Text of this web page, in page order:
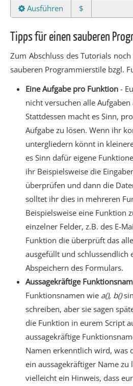
Ausführen $
Tipps für einen sauberen
Zum Abschluss des Tutorials
sauberen Programmierstile bzgl.
Eine Aufgabe pro Funktion -
nicht versuchen alle
Stattdessen macht es Sinn,
Aufgabe zu lösen. Wenn ihr
untergliedern könnt in
es Sinn dafür eigene
ihr Beispielsweise die
überprüfen und dann die
solltet ihr dies in mehreren
Beispielsweise eine Funktion
einzelner Felder, z.B. des E-
Funktion die überprüft das
ausgefüllt und schlussendlich
Abspeichern des Formulars.
Aussagekräftige
Funktionsnamen wie a(), b()
schreiben, aber sie sagen
die Funktion in eurem Script
aussagekräftige
Namen erkenntlich wird, was
ein aussagekräftiger Name zu
vielleicht ein Hinweis, dass